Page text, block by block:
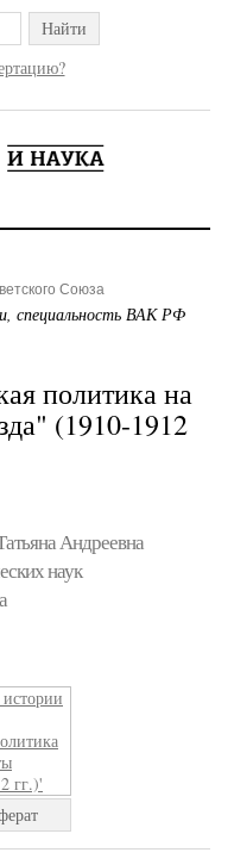
Найти
Союза
специальность ВАК РФ
политика на
(1910-1912
Андреевна
наук